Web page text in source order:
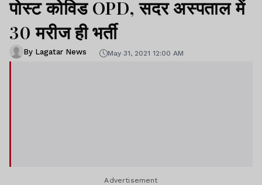
पोस्ट कोविड OPD, सदर अस्पताल में
30 मरीज ही भर्ती
By Lagatar News May 31, 2021 12:00 AM
Advertisement